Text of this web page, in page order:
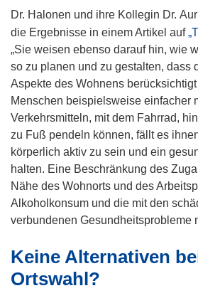
t
e
r
)
Dr. Halonen und ihre Kollegin Dr.
die Ergebnisse in einem Artikel auf
„Sie weisen ebenso darauf hin, wie
so zu planen und zu gestalten, dass
Aspekte des Wohnens
Menschen beispielsweise einfacher
Verkehrsmitteln, mit dem Fahrrad,
zu Fuß pendeln können, fällt es
körperlich aktiv zu sein und ein
halten. Eine Beschränkung des
Nähe des Wohnorts und des
Alkoholkonsum und die mit den
verbundenen Gesundheitsprobleme
Keine Alternativen
Ortswahl?